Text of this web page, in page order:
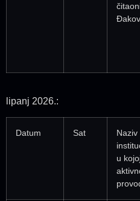
lipanj 2026.:
Datum Sat
Naziv
u